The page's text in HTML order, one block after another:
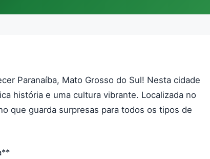
Paranaíba, Mato Grosso do Sul! Nesta cidade
história e uma cultura vibrante. Localizada no
que guarda surpresas para todos os tipos de